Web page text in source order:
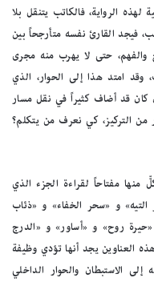
الرواية، فالكاتب يتنقل بلا
فيجد القارئ نفسه متأرجحاً بين
والفهم، حتى لا يهرب منه مجرى
وقد امتد هذا إلى الحوار، الذي
كان قد أضاف كثيراً في نقل مسار
من التركيز، كي نعرف من يتكلم؟
منها مفتاحاً لقراءة الجزء الذي
التيه» و «سحر الخفاء» و «ذئاب
روح» و «أساور» و «الدرج
العناوين يجد أنها تؤدي وظيفة
الاستبطان والحوار الداخلي